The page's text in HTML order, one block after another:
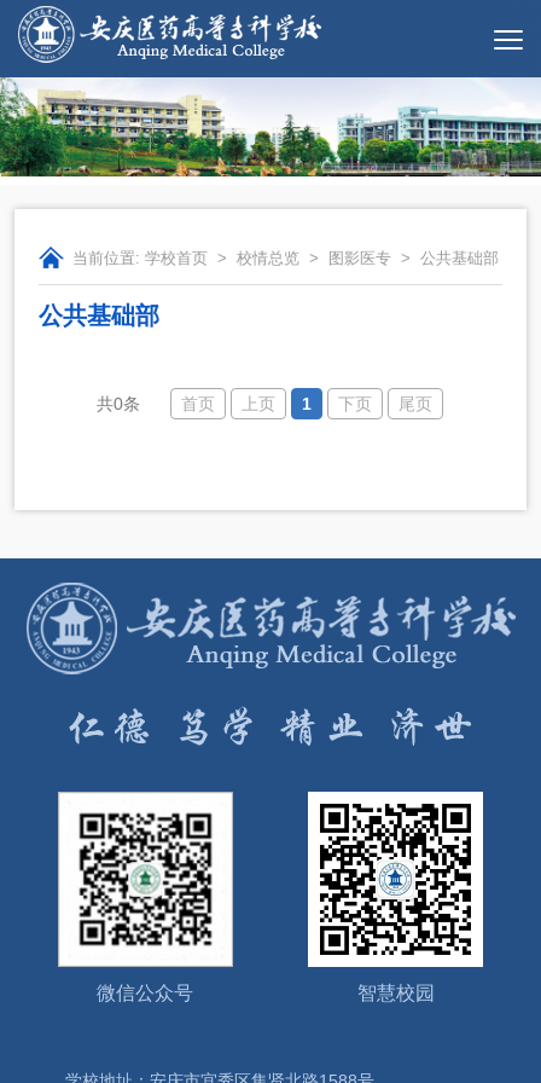
当前位置: 学校首页 > 校情总览 > 图影医专 > 公共基础部
公共基础部
共0条 首页 上页 1 下页 尾页
微信公众号 智慧校园